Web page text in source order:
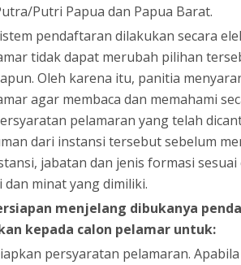
Putri Papua dan Papua Barat.
pendaftaran dilakukan secara
tidak dapat merubah pilihan
Oleh karena itu, panitia
agar membaca dan memahami
pelamaran yang telah
dari instansi tersebut sebelum
jabatan dan jenis formasi sesuai
dan minat yang dimiliki.
menjelang dibukanya
kepada calon pelamar untuk:
persyaratan pelamaran.